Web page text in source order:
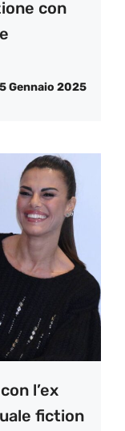
con
Gennaio 2025
l’ex
fiction